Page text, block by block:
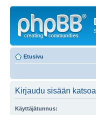
Etusivu
Kirjaudu sisään
Käyttäjätunnus: